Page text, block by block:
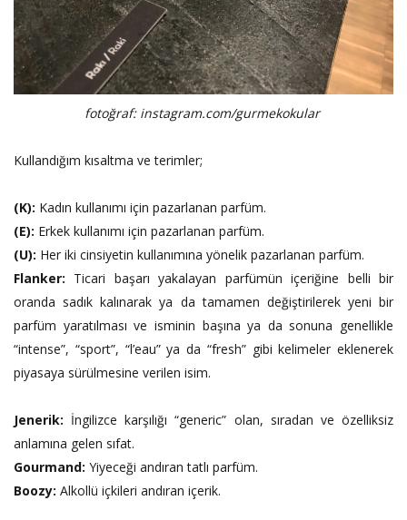
fotoğraf: instagram.com/gurmekokular
Kullandığım kısaltma ve terimler;
(K): Kadın kullanımı için pazarlanan parfüm.
(E): Erkek kullanımı için pazarlanan parfüm.
(U): Her iki cinsiyetin kullanımına yönelik pazarlanan parfüm.
Flanker: Ticari başarı yakalayan parfümün içeriğine belli bir
oranda sadık kalınarak ya da tamamen değiştirilerek yeni bir
parfüm yaratılması ve isminin başına ya da sonuna genellikle
“intense”, “sport”, “l’eau” ya da “fresh” gibi kelimeler eklenerek
piyasaya sürülmesine verilen isim.
Jenerik: İngilizce karşılığı “generic” olan, sıradan ve özelliksiz
anlamına gelen sıfat.
Gourmand: Yiyeceği andıran tatlı parfüm.
Boozy: Alkollü içkileri andıran içerik.